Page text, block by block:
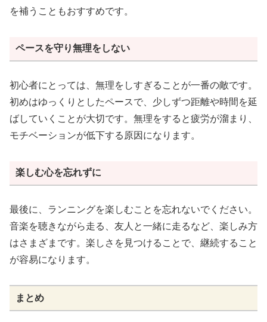
を補うこともおすすめです。
ペースを守り無理をしない
初心者にとっては、無理をしすぎることが一番の敵です。
初めはゆっくりとしたペースで、少しずつ距離や時間を延
ばしていくことが大切です。無理をすると疲労が溜まり、
モチベーションが低下する原因になります。
楽しむ心を忘れずに
最後に、ランニングを楽しむことを忘れないでください。
音楽を聴きながら走る、友人と一緒に走るなど、楽しみ方
はさまざまです。楽しさを見つけることで、継続すること
が容易になります。
まとめ